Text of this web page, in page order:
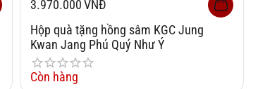
3.970.000VNĐ
Hộp quà tặng hồng sâm KGC Jung
Kwan Jang Phú Quý Như Ý
Còn hàng